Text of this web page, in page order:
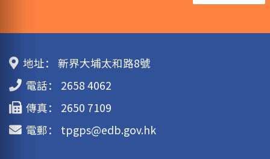
地址：
新界大埔太和路8號
電話：
2658 4062
傳真：
2650 7109
電郵：
tpgps@edb.gov.hk